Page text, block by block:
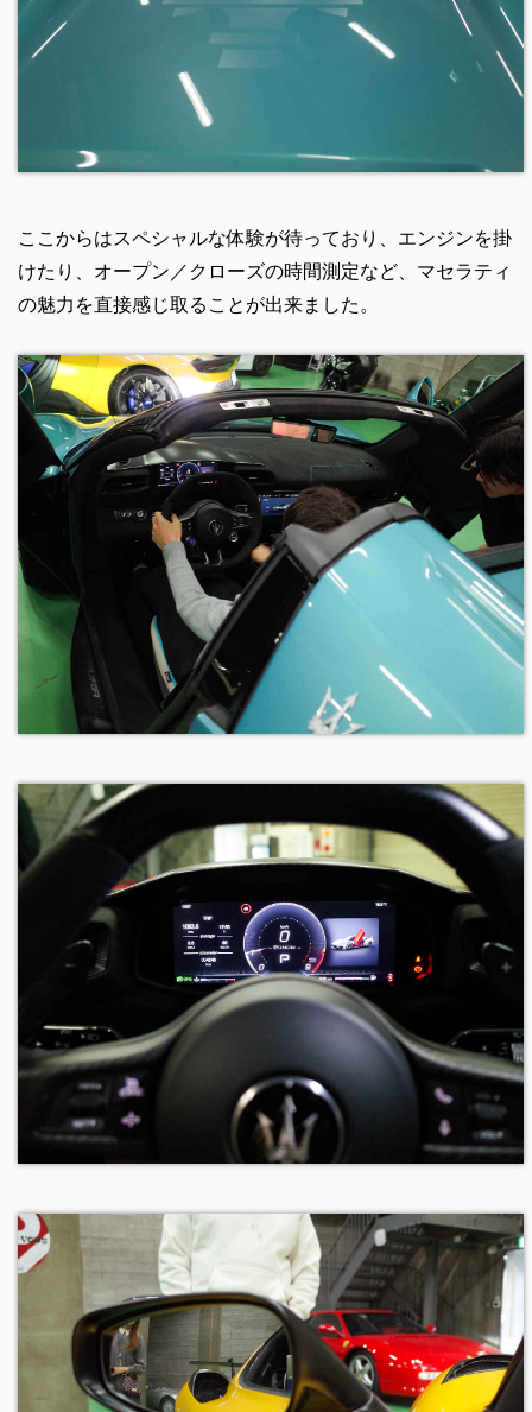
ここからはスペシャルな体験が待っており、エンジンを掛
けたり、オープン／クローズの時間測定など、マセラティ
の魅力を直接感じ取ることが出来ました。